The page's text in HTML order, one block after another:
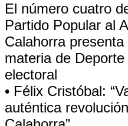
El número cuatro
Partido Popular al
Calahorra
materia de
electoral
• Félix Cristóbal:
auténtica